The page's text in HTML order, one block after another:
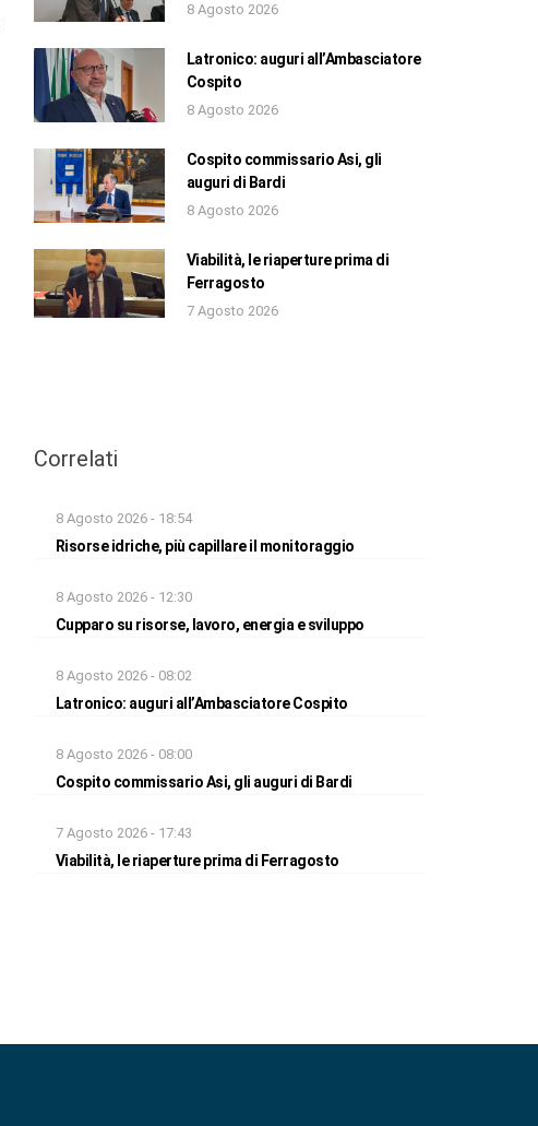
8 Agosto 2026
Latronico: auguri all’Ambasciatore
Cospito
8 Agosto 2026
Cospito commissario Asi, gli
auguri di Bardi
8 Agosto 2026
Viabilità, le riaperture prima di
Ferragosto
7 Agosto 2026
Correlati
8 Agosto 2026 - 18:54
Risorse idriche, più capillare il monitoraggio
8 Agosto 2026 - 12:30
Cupparo su risorse, lavoro, energia e sviluppo
8 Agosto 2026 - 08:02
Latronico: auguri all’Ambasciatore Cospito
8 Agosto 2026 - 08:00
Cospito commissario Asi, gli auguri di Bardi
7 Agosto 2026 - 17:43
Viabilità, le riaperture prima di Ferragosto